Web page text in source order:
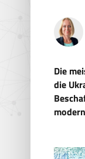
Die
die